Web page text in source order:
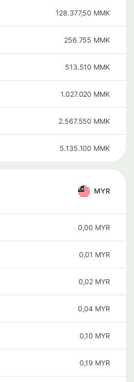
128.377,50 MMK
256.755 MMK
513.510 MMK
1.027.020 MMK
2.567.550 MMK
5.135.100 MMK
MYR
0,00 MYR
0,01 MYR
0,02 MYR
0,04 MYR
0,10 MYR
0,19 MYR